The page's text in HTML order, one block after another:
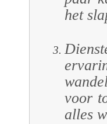
het
voor
alles